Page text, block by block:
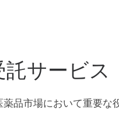
サービス
品市場において重要な